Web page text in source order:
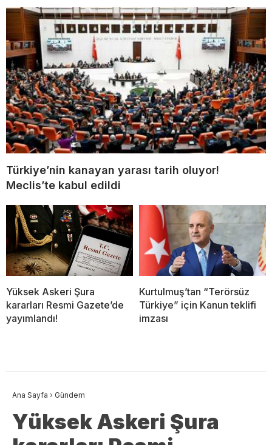
Türkiye’nin kanayan yarası tarih oluyor!
Meclis’te kabul edildi
Yüksek Askeri Şura
kararları Resmi Gazete’de
yayımlandı!
Kurtulmuş’tan “Terörsüz
Türkiye” için Kanun teklifi
imzası
Ana Sayfa › Gündem
Yüksek Askeri Şura